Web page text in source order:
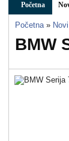
Početna
Početna »
BMW